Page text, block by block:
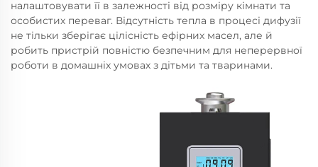
налаштовувати її в залежності від розміру кімнати та
особистих переваг. Відсутність тепла в процесі дифузії
не тільки зберігає цілісність ефірних масел, але й
робить пристрій повністю безпечним для неперервної
роботи в домашніх умовах з дітьми та тваринами.